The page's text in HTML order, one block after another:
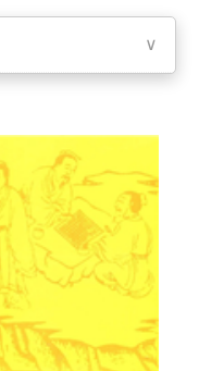
∨